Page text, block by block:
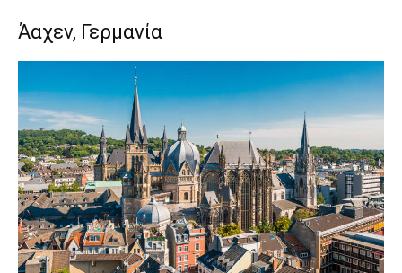
Άαχεν, Γερμανία